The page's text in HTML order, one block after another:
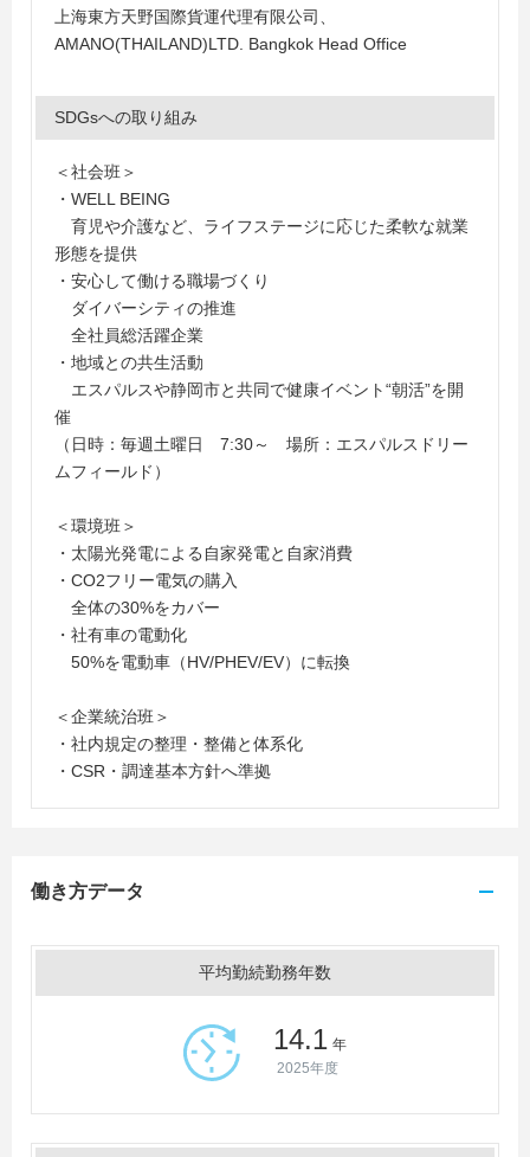
上海東方天野国際貨運代理有限公司、
AMANO(THAILAND)LTD. Bangkok Head Office
SDGsへの取り組み
＜社会班＞
・WELL BEING
育児や介護など、ライフステージに応じた柔軟な就業
形態を提供
・安心して働ける職場づくり
ダイバーシティの推進
全社員総活躍企業
・地域との共生活動
エスパルスや静岡市と共同で健康イベント“朝活”を開
催
（日時：毎週土曜日 7:30～ 場所：エスパルスドリー
ムフィールド）
＜環境班＞
・太陽光発電による自家発電と自家消費
・CO2フリー電気の購入
全体の30%をカバー
・社有車の電動化
50%を電動車（HV/PHEV/EV）に転換
＜企業統治班＞
・社内規定の整理・整備と体系化
・CSR・調達基本方針へ準拠
働き方データ
平均勤続勤務年数
14.1 年
2025年度